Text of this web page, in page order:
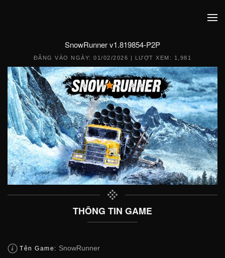
SnowRunner v1.819854-P2P
ĐĂNG VÀO NGÀY:01/02/2026 | LƯỢT XEM: 1,981
THÔNG TIN GAME
Tên Game: SnowRunner